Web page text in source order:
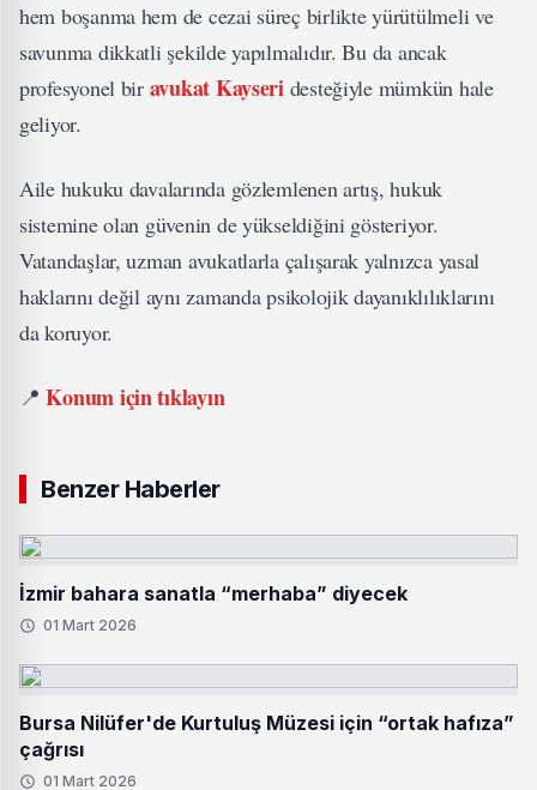
hem boşanma hem de cezai süreç birlikte yürütülmeli ve
savunma dikkatli şekilde yapılmalıdır. Bu da ancak
profesyonel bir avukat Kayseridesteğiyle mümkün hale
geliyor.
Aile hukuku davalarında gözlemlenen artış, hukuk
sistemine olan güvenin de yükseldiğini gösteriyor.
Vatandaşlar, uzman avukatlarla çalışarak yalnızca yasal
haklarını değil aynı zamanda psikolojik dayanıklılıklarını
da koruyor.
📍Konum için tıklayın
Benzer Haberler
İzmir bahara sanatla “merhaba” diyecek
01 Mart 2026
Bursa Nilüfer'de Kurtuluş Müzesi için “ortak hafıza”
çağrısı
01 Mart 2026